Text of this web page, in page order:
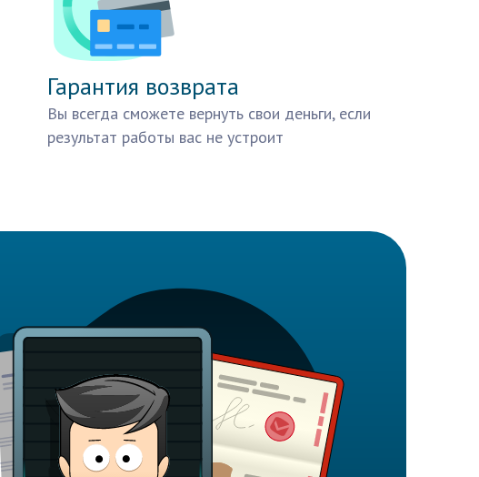
Гарантия возврата
Вы всегда сможете вернуть свои деньги, если
результат работы вас не устроит